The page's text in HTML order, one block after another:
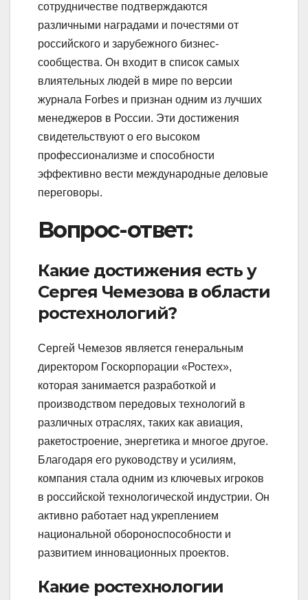
сотрудничестве подтверждаются
различными наградами и почестями от
российского и зарубежного бизнес-
сообщества. Он входит в список самых
влиятельных людей в мире по версии
журнала Forbes и признан одним из лучших
менеджеров в России. Эти достижения
свидетельствуют о его высоком
профессионализме и способности
эффективно вести международные деловые
переговоры.
Вопрос-ответ:
Какие достижения есть у
Сергея Чемезова в области
ростехнологий?
Сергей Чемезов является генеральным
директором Госкорпорации «Ростех»,
которая занимается разработкой и
производством передовых технологий в
различных отраслях, таких как авиация,
ракетостроение, энергетика и многое другое.
Благодаря его руководству и усилиям,
компания стала одним из ключевых игроков
в российской технологической индустрии. Он
активно работает над укреплением
национальной обороноспособности и
развитием инновационных проектов.
Какие ростехнологии